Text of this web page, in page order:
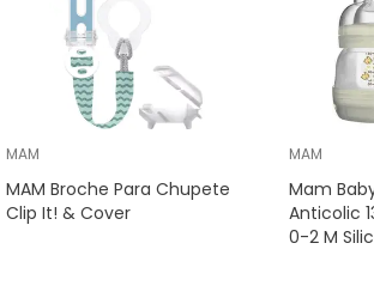
MAM
MAM Broche Para Chupete
Clip It! & Cover
MAM
Mam
Anticolic
0-2 M